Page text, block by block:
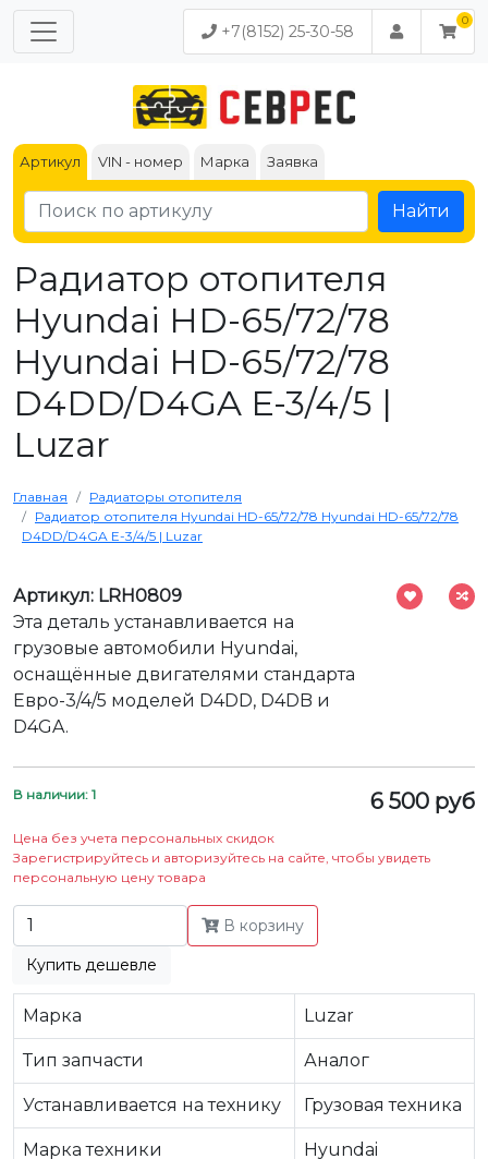
+7(8152) 25-30-58
Артикул VIN - номер Марка Заявка
Найти
Радиатор отопителя
Hyundai HD-65/72/78
Hyundai HD-65/72/78
D4DD/D4GA Е-3/4/5 |
Luzar
Главная
Радиаторы отопителя
Радиатор отопителя Hyundai HD-65/72/78 Hyundai HD-65/72/78
D4DD/D4GA Е-3/4/5 | Luzar
Артикул: LRH0809
Эта деталь устанавливается на
грузовые автомобили Hyundai,
оснащённые двигателями стандарта
Евро-3/4/5 моделей D4DD, D4DB и
D4GA.
В наличии: 1 6 500 руб
Цена без учета персональных скидок
Зарегистрируйтесь и авторизуйтесь на сайте, чтобы увидеть
персональную цену товара
В корзину
Купить дешевле
Марка Luzar
Тип запчасти Аналог
Устанавливается на технику Грузовая техника
Марка техники Hyundai